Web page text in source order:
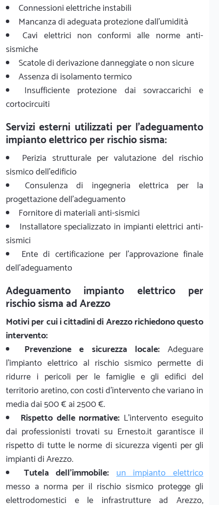
Connessioni elettriche instabili
Mancanza di adeguata protezione dall'umidità
Cavi elettrici non conformi alle norme anti-
sismiche
Scatole di derivazione danneggiate o non sicure
Assenza di isolamento termico
Insufficiente protezione dai sovraccarichi e
cortocircuiti
Servizi esterni utilizzati per l'adeguamento
impianto elettrico per rischio sisma:
Perizia strutturale per valutazione del rischio
sismico dell'edificio
Consulenza di ingegneria elettrica per la
progettazione dell'adeguamento
Fornitore di materiali anti-sismici
Installatore specializzato in impianti elettrici anti-
sismici
Ente di certificazione per l'approvazione finale
dell'adeguamento
Adeguamento impianto elettrico per
rischio sisma ad Arezzo
Motivi per cui i cittadini di Arezzo richiedono questo
intervento:
Prevenzione e sicurezza locale:Adeguare
l'impianto elettrico al rischio sismico permette di
ridurre i pericoli per le famiglie e gli edifici del
territorio aretino, con costi d'intervento che variano in
media dai 500 € ai 2500 €.
Rispetto delle normative: L'intervento eseguito
dai professionisti trovati su Ernesto.it garantisce il
rispetto di tutte le norme di sicurezza vigenti per gli
impianti di Arezzo.
Tutela dell'immobile: un impianto elettrico
messo a norma per il rischio sismico protegge gli
elettrodomestici e le infrastrutture ad Arezzo,